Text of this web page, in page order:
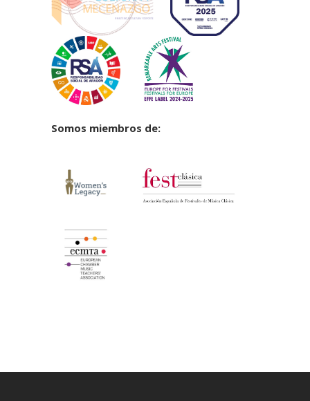
Somos miembros de: